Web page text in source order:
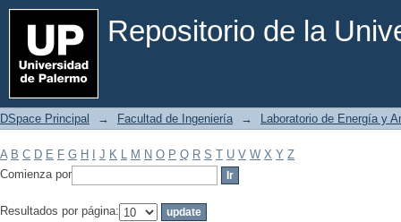
Repositorio de la
Filtrar por: Materia
DSpace Principal → Facultad de Ingeniería → Laboratorio de Energía y
A B C D E F G H J K L M N O P Q R S T U V W X Y Z
Comienza por
Resultados por página: